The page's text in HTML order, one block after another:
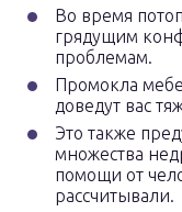
Во время
грядущим
проблемам.
Промокла
доведут вас
Это также
множества
помощи от
рассчитывали.